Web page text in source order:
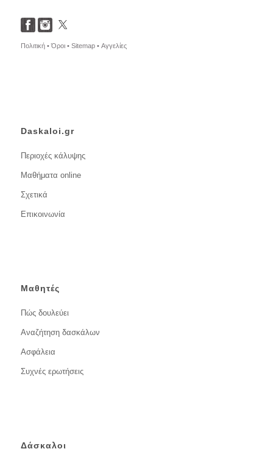
Πολιτική •Όροι • Sitemap • Αγγελίες
Daskaloi.gr
Περιοχές κάλυψης
Μαθήματα online
Σχετικά
Επικοινωνία
Μαθητές
Πώς δουλεύει
Αναζήτηση δασκάλων
Ασφάλεια
Συχνές ερωτήσεις
Δάσκαλοι